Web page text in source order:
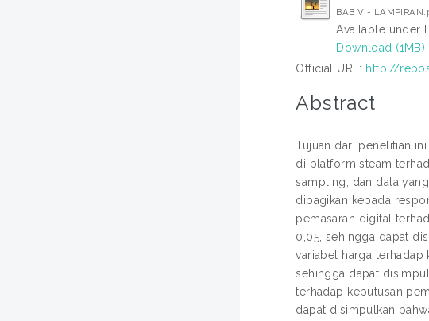
BAB V -
Available under
Download (1MB)
Official URL: http://
Abstract
Tujuan dari penelitian
di platform steam
sampling, dan data
dibagikan kepada
pemasaran digital
0,05, sehingga dapat
variabel harga
sehingga dapat
terhadap keputusan
dapat disimpulkan